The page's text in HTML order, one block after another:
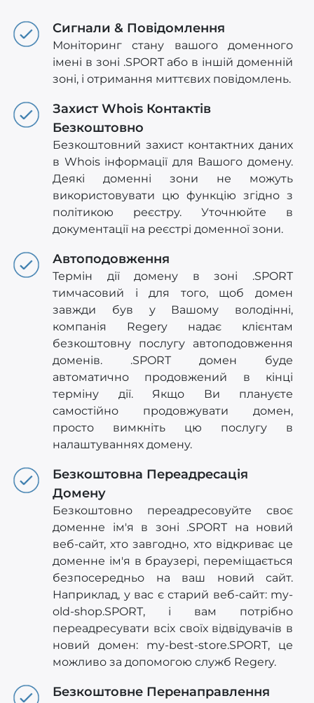
Сигнали & Повідомлення
Моніторинг стану вашого доменного
імені в зоні .SPORT або в іншій доменній
зоні, і отримання миттєвих повідомлень.
Захист Whois Контактів
Безкоштовно
Безкоштовний захист контактних даних
в Whois інформації для Вашого домену.
Деякі доменні зони не можуть
використовувати цю функцію згідно з
політикою реєстру. Уточнюйте в
документації на реєстрі доменної зони.
Автоподовження
Термін дії домену в зоні .SPORT
тимчасовий і для того, щоб домен
завжди був у Вашому володінні,
компанія Regery надає клієнтам
безкоштовну послугу автоподовження
доменів. .SPORT домен буде
автоматично продовжений в кінці
терміну дії. Якщо Ви плануєте
самостійно продовжувати домен,
просто вимкніть цю послугу в
налаштуваннях домену.
Безкоштовна Переадресація
Домену
Безкоштовно переадресовуйте своє
доменне ім'я в зоні .SPORT на новий
веб-сайт, хто завгодно, хто відкриває це
доменне ім'я в браузері, переміщається
безпосередньо на ваш новий сайт.
Наприклад, у вас є старий веб-сайт: my-
old-shop.SPORT, і вам потрібно
переадресувати всіх своїх відвідувачів в
новий домен: my-best-store.SPORT, це
можливо за допомогою служб Regery.
Безкоштовне Перенаправлення